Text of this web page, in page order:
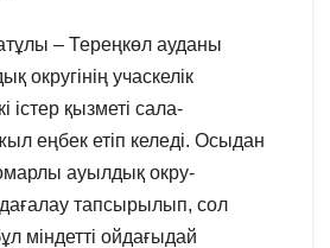
– Тереңкөл ауданы
округінің учаскелік
істер қызметі сала-
еңбек етіп келеді. Осыдан
ауылдық окру-
тапсырылып, сол
міндетті ойдағыдай